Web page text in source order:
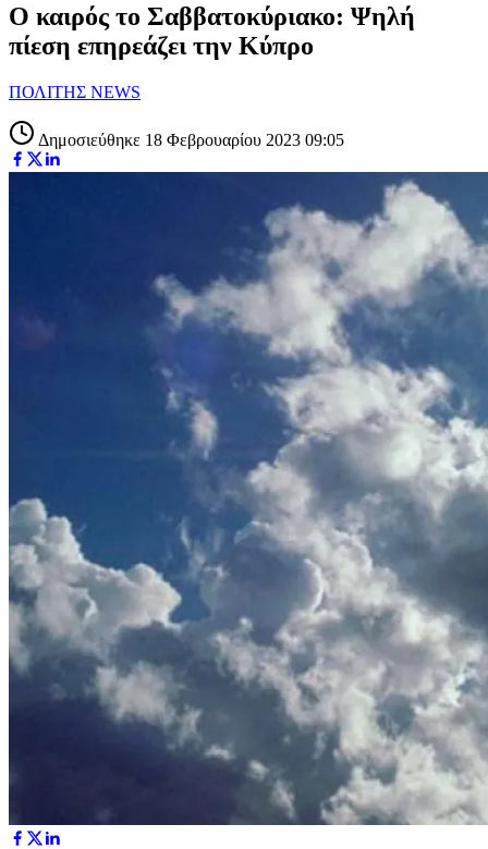
Ο καιρός το Σαββατοκύριακο: Ψηλή
πίεση επηρεάζει την Κύπρο
ΠΟΛΙΤΗΣ NEWS
Δημοσιεύθηκε 18 Φεβρουαρίου 2023 09:05